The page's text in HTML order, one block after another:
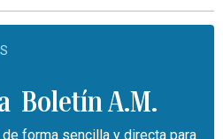
Boletín A.M.
forma sencilla y directa para